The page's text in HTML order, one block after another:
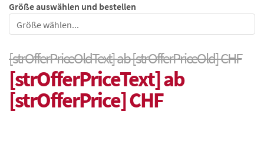
Größe auswählen und bestellen
Größe
[strOfferPriceOldText] ab [strOfferPriceOld] CHF
[strOfferPriceText] ab
[strOfferPrice] CHF